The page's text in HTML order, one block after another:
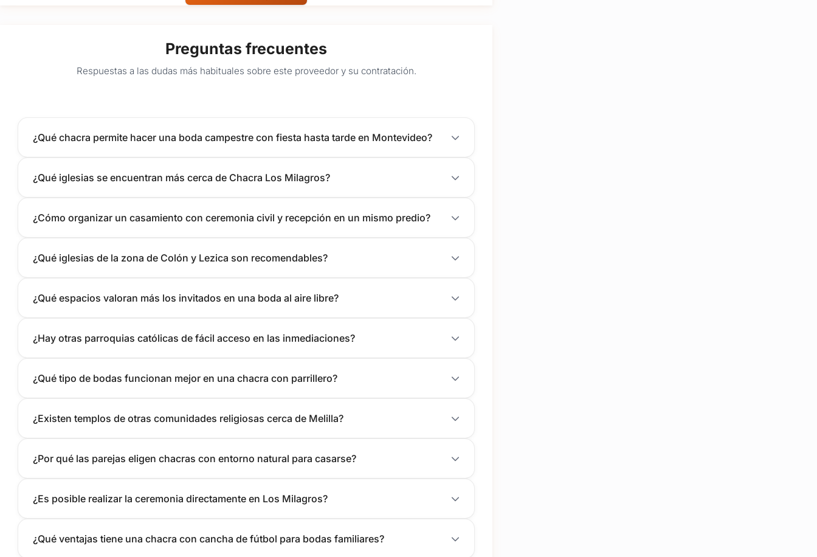
Preguntas frecuentes
Respuestas a las dudas más habituales sobre este proveedor y su contratación.
¿Qué chacra permite hacer una boda campestre con fiesta hasta tarde en Montevideo?
¿Qué iglesias se encuentran más cerca de Chacra Los Milagros?
¿Cómo organizar un casamiento con ceremonia civil y recepción en un mismo predio?
¿Qué iglesias de la zona de Colón y Lezica son recomendables?
¿Qué espacios valoran más los invitados en una boda al aire libre?
¿Hay otras parroquias católicas de fácil acceso en las inmediaciones?
¿Qué tipo de bodas funcionan mejor en una chacra con parrillero?
¿Existen templos de otras comunidades religiosas cerca de Melilla?
¿Por qué las parejas eligen chacras con entorno natural para casarse?
¿Es posible realizar la ceremonia directamente en Los Milagros?
¿Qué ventajas tiene una chacra con cancha de fútbol para bodas familiares?